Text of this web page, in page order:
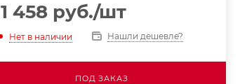
1 458руб./шт
Нет в наличии Нашли дешевле?
ПОД ЗАКАЗ